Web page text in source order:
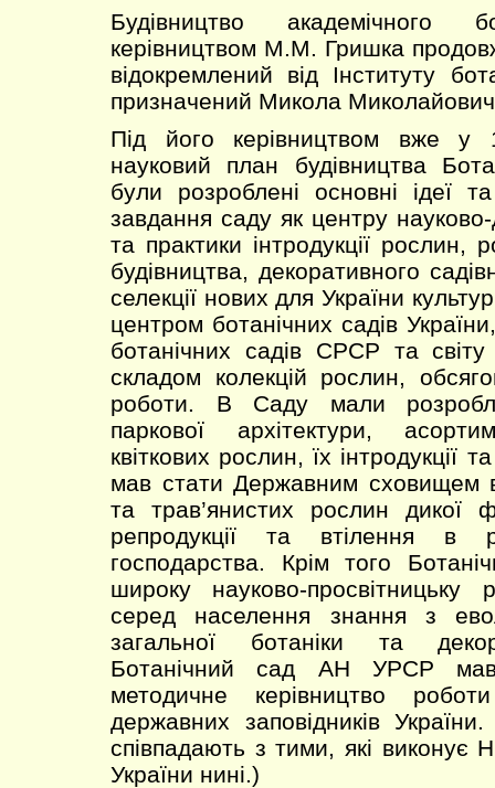
Будівництво академічного
керівництвом М.М. Гришка
відокремлений від Інституту
призначений Микола
Під його керівництвом вже у
науковий план будівництва
були розроблені основні ідеї
завдання саду як центру науково-
та практики інтродукції рослин,
будівництва, декоративного
селекції нових для України
центром ботанічних садів
ботанічних садів СРСР та світу
складом колекцій рослин,
роботи. В Саду мали
паркової архітектури,
квіткових рослин, їх інтродукції
мав стати Державним сховищем
та трав’янистих рослин
репродукції та втілення в
господарства. Крім того
широку науково-просвітницьку
серед населення знання з
загальної ботаніки та
Ботанічний сад АН УРСР мав
методичне керівництво
державних заповідників
співпадають з тими, які
України нині.)